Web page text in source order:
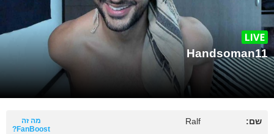
Handsoman11
שם: Ralf
מה זה
FanBoost?